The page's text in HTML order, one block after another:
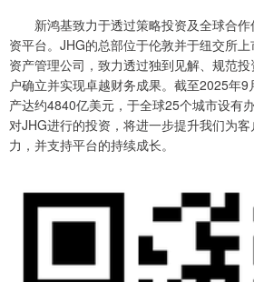
新鸿基致力于透过策略投资及全球合作
资平台。JHG的总部位于伦敦并于纽交所
资产管理公司，致力透过独到见解、规范
户确立并实现卓越财务成果。截至2025年
产达约4840亿美元，于全球25个城市设有
对JHG进行的投资，将进一步提升我们为
力，并支持平台的持续成长。